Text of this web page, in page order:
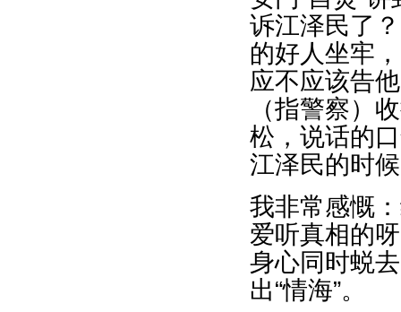
诉江泽民了
的好人坐牢
应不应该告
（指警察）
松，说话的
江泽民的时
我非常感慨
爱听真相的
身心同时蜕
出“情海”。